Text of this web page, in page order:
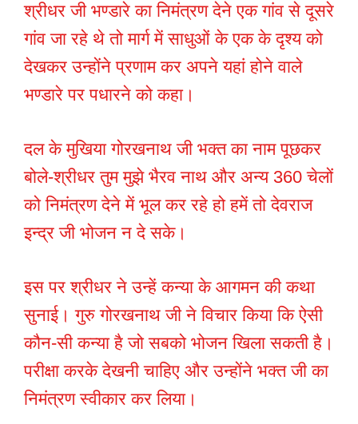
श्रीधर जी भण्डारे का निमंत्रण देने एक गांव से दूसरे
गांव जा रहे थे तो मार्ग में साधुओं के एक के दृश्य को
देखकर उन्होंने प्रणाम कर अपने यहां होने वाले
भण्डारे पर पधारने को कहा।
दल के मुखिया गोरखनाथ जी भक्त का नाम पूछकर
बोले-श्रीधर तुम मुझे भैरव नाथ और अन्य 360 चेलों
को निमंत्रण देने में भूल कर रहे हो हमें तो देवराज
इन्द्र जी भोजन न दे सके।
इस पर श्रीधर ने उन्हें कन्या के आगमन की कथा
सुनाई। गुरु गोरखनाथ जी ने विचार किया कि ऐसी
कौन-सी कन्या है जो सबको भोजन खिला सकती है।
परीक्षा करके देखनी चाहिए और उन्होंने भक्त जी का
निमंत्रण स्वीकार कर लिया।